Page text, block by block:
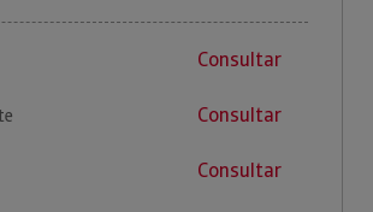
Consultar
Consultar
Consultar